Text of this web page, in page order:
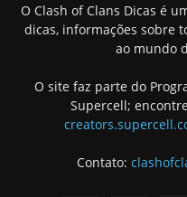
O Clash of Clans Dicas é
dicas, informações sobre
ao mundo
O site faz parte do
Supercell;
Contato: